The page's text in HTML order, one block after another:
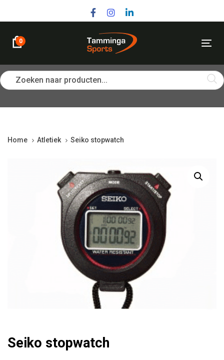
navigation
content
0
Zoeken naar producten...
Home Atletiek Seiko stopwatch
Seiko stopwatch